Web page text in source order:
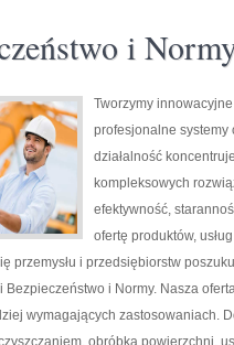
i
Tworzymy
profesjonalne
działalność
kompleksowych
efektywność,
ofertę produktów,
przemysłu i przedsiębiorstw
Bezpieczeństwo i Normy. Nasza
wymagających zastosowaniach.
obróbką powierzchni,